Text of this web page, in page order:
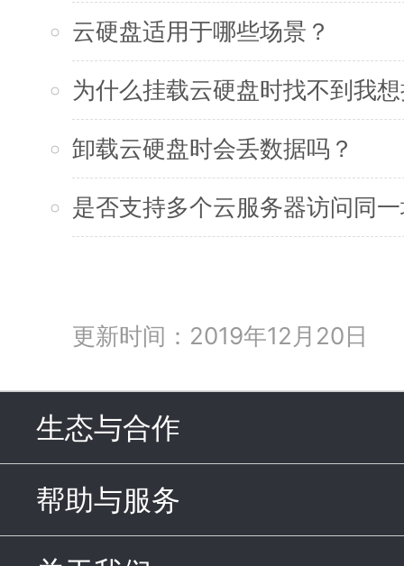
云硬盘适用于哪些场景？
为什么挂载云硬盘时找不到我
卸载云硬盘时会丢数据吗？
是否支持多个云服务器访问同
更新时间：2019年12月20日
生态与合作
帮助与服务